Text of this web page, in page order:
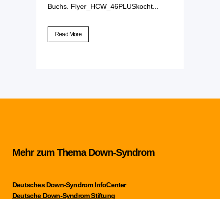
Buchs. Flyer_HCW_46PLUSkocht...
Read More
Mehr zum Thema Down-Syndrom
Deutsches Down-Syndrom InfoCenter
Deutsche Down-Syndrom Stiftung